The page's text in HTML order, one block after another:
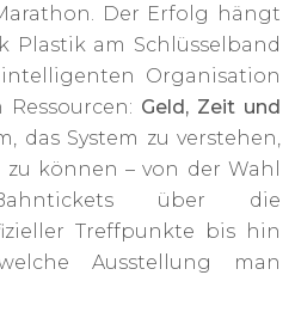
Der Erfolg hängt
Plastik am Schlüsselband
Organisation
Geld, Zeit und
das System zu verstehen,
können – von der Wahl
über die
Treffpunkte bis hin
Ausstellung man